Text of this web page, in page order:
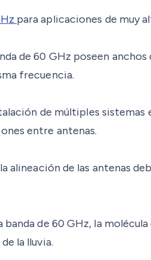
para aplicaciones de muy
de 60 GHz poseen
frecuencia.
de múltiples sistemas
entre antenas.
alineación de las antenas
banda de 60 GHz, la
la lluvia.